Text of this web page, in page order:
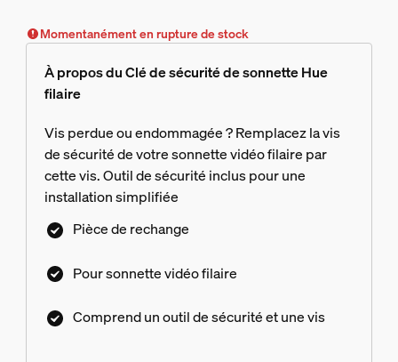
Momentanément en rupture de stock
À propos du Clé de sécurité de sonnette Hue
filaire
Vis perdue ou endommagée ? Remplacez la vis
de sécurité de votre sonnette vidéo filaire par
cette vis. Outil de sécurité inclus pour une
installation simplifiée
Pièce de rechange
Pour sonnette vidéo filaire
Comprend un outil de sécurité et une vis